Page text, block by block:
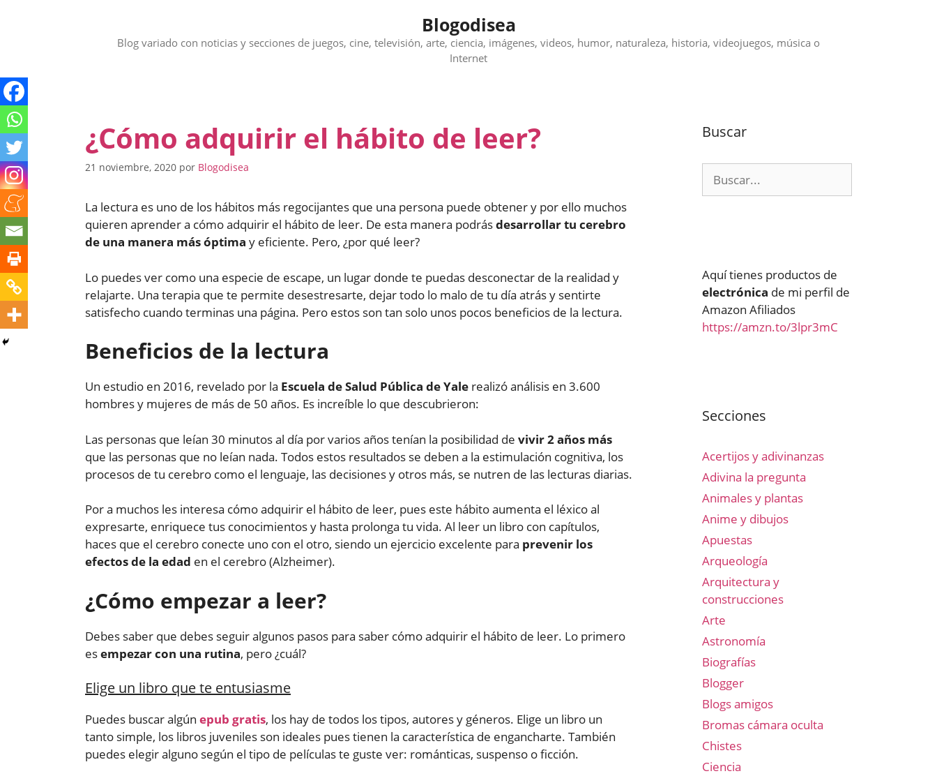
Blogodisea
Blog variado con noticias y secciones de juegos, cine, televisión, arte, ciencia, imágenes, videos, humor, naturaleza, historia, videojuegos, música o
Internet
¿Cómo adquirir el hábito de leer?
21 noviembre, 2020 por Blogodisea
La lectura es uno de los hábitos más regocijantes que una persona puede obtener y por ello muchos
quieren aprender a cómo adquirir el hábito de leer. De esta manera podrásdesarrollar tu cerebro
de una manera más óptima y eficiente. Pero, ¿por qué leer?
Lo puedes ver como una especie de escape, un lugar donde te puedas desconectar de la realidad y
relajarte. Una terapia que te permite desestresarte, dejar todo lo malo de tu día atrás y sentirte
satisfecho cuando terminas una página. Pero estos son tan solo unos pocos beneficios de la lectura.
Beneficios de la lectura
Un estudio en 2016, revelado por la Escuela de Salud Pública de Yale realizó análisis en 3.600
hombres y mujeres de más de 50 años. Es increíble lo que descubrieron:
Las personas que leían 30 minutos al día por varios años tenían la posibilidad de vivir 2 años más
que las personas que no leían nada. Todos estos resultados se deben a la estimulación cognitiva, los
procesos de tu cerebro como el lenguaje, las decisiones y otros más, se nutren de las lecturas diarias.
Por a muchos les interesa cómo adquirir el hábito de leer, pues este hábito aumenta el léxico al
expresarte, enriquece tus conocimientos y hasta prolonga tu vida. Al leer un libro con capítulos,
haces que el cerebro conecte uno con el otro, siendo un ejercicio excelente para prevenir los
efectos de la edad en el cerebro (Alzheimer).
¿Cómo empezar a leer?
Debes saber que debes seguir algunos pasos para saber cómo adquirir el hábito de leer. Lo primero
esempezar con una rutina, pero ¿cuál?
Elige un libro que te entusiasme
Puedes buscar algún epub gratis, los hay de todos los tipos, autores y géneros. Elige un libro un
tanto simple, los libros juveniles son ideales pues tienen la característica de engancharte. También
puedes elegir alguno según el tipo de películas te guste ver: románticas, suspenso o ficción.
Buscar
Aquí tienes productos de
electrónica de mi perfil de
Amazon Afiliados
https://amzn.to/3lpr3mC
Secciones
Acertijos y adivinanzas
Adivina la pregunta
Animales y plantas
Anime y dibujos
Apuestas
Arqueología
Arquitectura y
construcciones
Arte
Astronomía
Biografías
Blogger
Blogs amigos
Bromas cámara oculta
Chistes
Ciencia